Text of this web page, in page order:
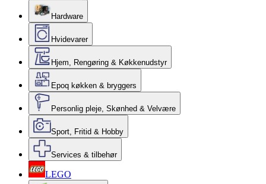
Hardware
Hvidevarer
Hjem, Rengøring & Køkkenudstyr
Epoq køkken & bryggers
Personlig pleje, Skønhed & Velvære
Sport, Fritid & Hobby
Services & tilbehør
LEGO